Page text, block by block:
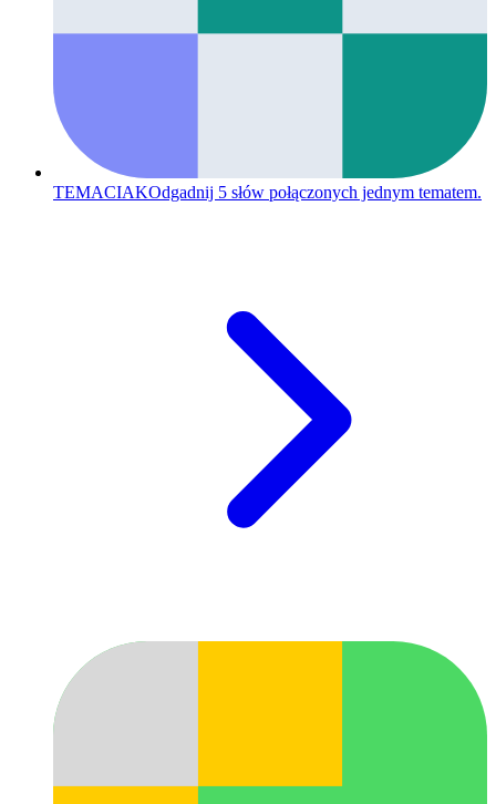
TEMACIAKOdgadnij 5 słów połączonych jednym tematem.